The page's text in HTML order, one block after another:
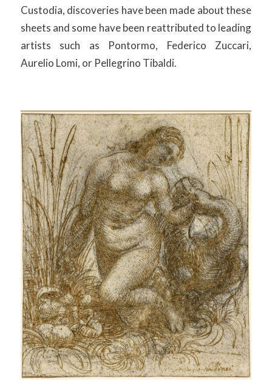
Custodia, discoveries have been made about these
sheets and some have been reattributed to leading
artists such as Pontormo, Federico Zuccari,
Aurelio Lomi, or Pellegrino Tibaldi.